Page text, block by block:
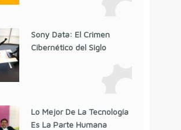
Sony Data: El Crimen
Cibernético del Siglo
Lo Mejor De La Tecnología
Es La Parte Humana